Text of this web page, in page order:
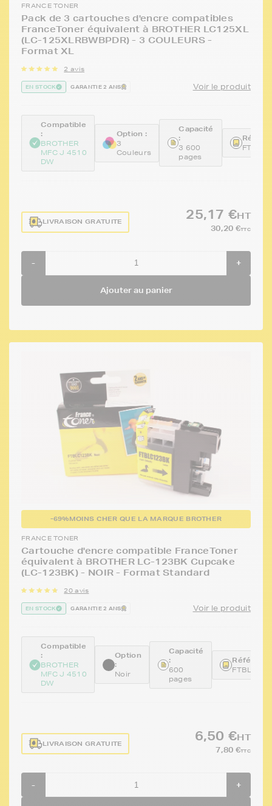
FRANCE TONER
Pack de 3 cartouches d'encre compatibles
FranceToner équivalent à BROTHER LC125XL
(LC-125XLRBWBPDR) - 3 COULEURS -
Format XL
2 avis
EN STOCK GARANTIE 2 ANS Voir le produit
Compatible
:
BROTHER
MFC J 4510
DW
Option :
3
Couleurs
Capacité
:
3 600
pages
LIVRAISON GRATUITE
25,17 €HT
30,20 €TTC
- +
Ajouter au panier
-69%MOINS CHER QUE LA MARQUE BROTHER
FRANCE TONER
Cartouche d'encre compatible FranceToner
équivalent à BROTHER LC-123BK Cupcake
(LC-123BK) - NOIR - Format Standard
20 avis
EN STOCK GARANTIE 2 ANS Voir le produit
Compatible
:
BROTHER
MFC J 4510
DW
Option
:
Noir
Capacité
:
600
pages
LIVRAISON GRATUITE
6,50 €HT
7,80 €TTC
- +